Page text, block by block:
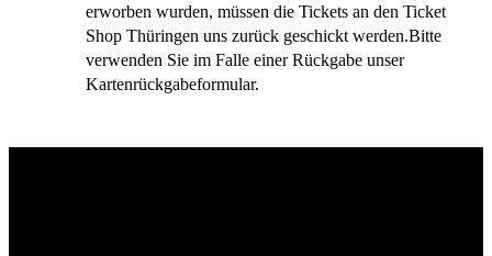
erworben wurden, müssen die Tickets an den Ticket
Shop Thüringen uns zurück geschickt werden.Bitte
verwenden Sie im Falle einer Rückgabe unser
Kartenrückgabeformular.